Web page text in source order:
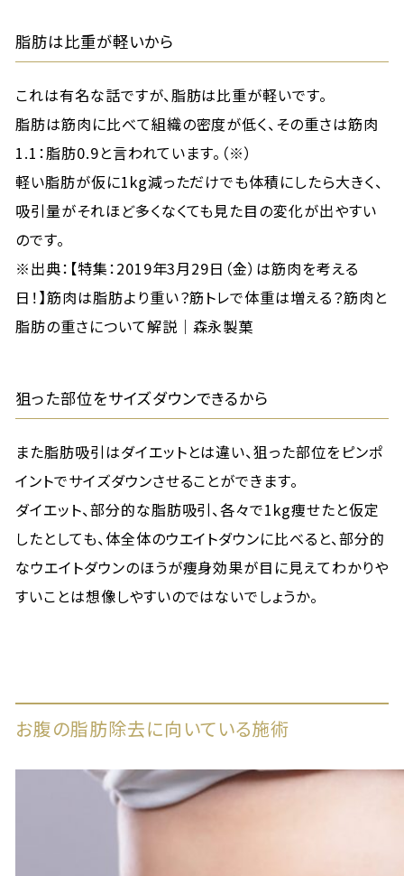
脂肪は比重が軽いから
これは有名な話ですが、脂肪は比重が軽いです。
脂肪は筋肉に比べて組織の密度が低く、その重さは筋肉
1.1：脂肪0.9と言われています。（※）
軽い脂肪が仮に1kg減っただけでも体積にしたら大きく、
吸引量がそれほど多くなくても見た目の変化が出やすい
のです。
※出典：【特集：2019年3月29日（金）は筋肉を考える
日！】筋肉は脂肪より重い？筋トレで体重は増える？筋肉と
脂肪の重さについて解説｜森永製菓
狙った部位をサイズダウンできるから
また脂肪吸引はダイエットとは違い、狙った部位をピンポ
イントでサイズダウンさせることができます。
ダイエット、部分的な脂肪吸引、各々で1kg痩せたと仮定
したとしても、体全体のウエイトダウンに比べると、部分的
なウエイトダウンのほうが痩身効果が目に見えてわかりや
すいことは想像しやすいのではないでしょうか。
お腹の脂肪除去に向いている施術